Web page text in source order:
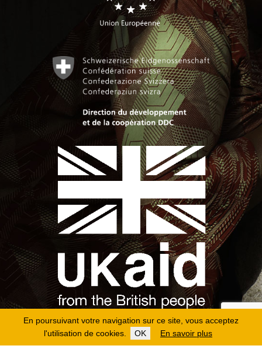
En poursuivant votre navigation sur ce site, vous acceptez
l'utilisation de cookies.
OK En savoir plus